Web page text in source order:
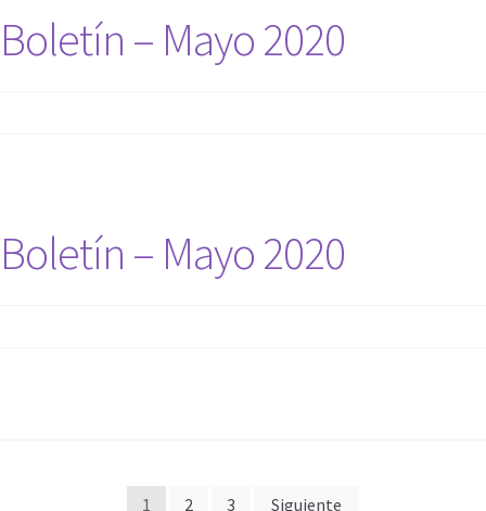
Boletín – Mayo 2020
Boletín – Mayo 2020
1 2 3 Siguiente